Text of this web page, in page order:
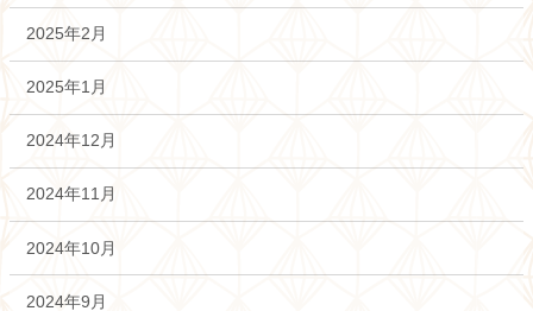
2025年2月
2025年1月
2024年12月
2024年11月
2024年10月
2024年9月